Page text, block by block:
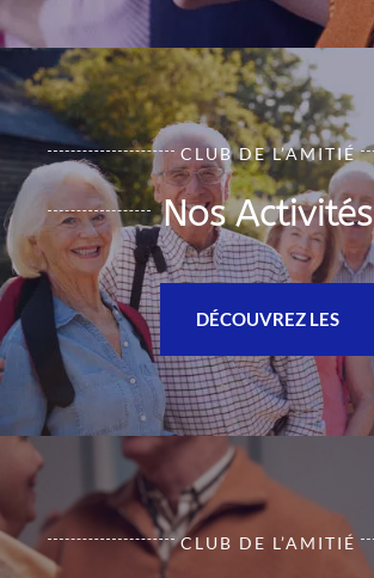
CLUB DE L’AMITIÉ
Nos Activités
DÉCOUVREZ LES
CLUB DE L’AMITIÉ